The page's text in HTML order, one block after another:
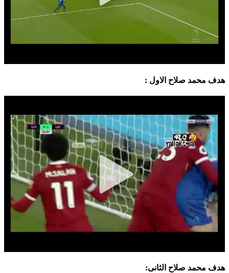
هدف محمد صلاح الاول :
هدف محمد صلاح الثانى: